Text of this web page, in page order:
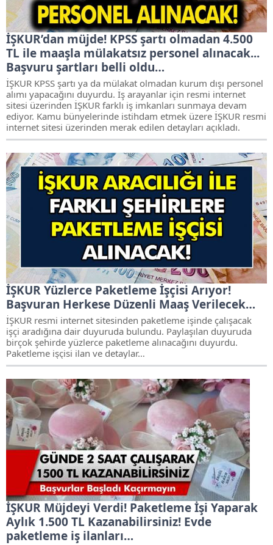
İŞKUR’dan müjde! KPSS şartı olmadan 4.500
TL ile maaşla mülakatsız personel alınacak...
Başvuru şartları belli oldu…
İŞKUR KPSS şartı ya da mülakat olmadan kurum dışı personel
alımı yapacağını duyurdu. İş arayanlar için resmi internet
sitesi üzerinden İŞKUR farklı iş imkanları sunmaya devam
ediyor. Kamu bünyelerinde istihdam etmek üzere İŞKUR resmi
internet sitesi üzerinden merak edilen detayları açıkladı.
İŞKUR Yüzlerce Paketleme İşçisi Arıyor!
Başvuran Herkese Düzenli Maaş Verilecek…
İŞKUR resmi internet sitesinden paketleme işinde çalışacak
işçi aradığına dair duyuruda bulundu. Paylaşılan duyuruda
birçok şehirde yüzlerce paketleme alınacağını duyurdu.
Paketleme işçisi ilan ve detaylar…
İŞKUR Müjdeyi Verdi! Paketleme İşi Yaparak
Aylık 1.500 TL Kazanabilirsiniz! Evde
paketleme iş ilanları…